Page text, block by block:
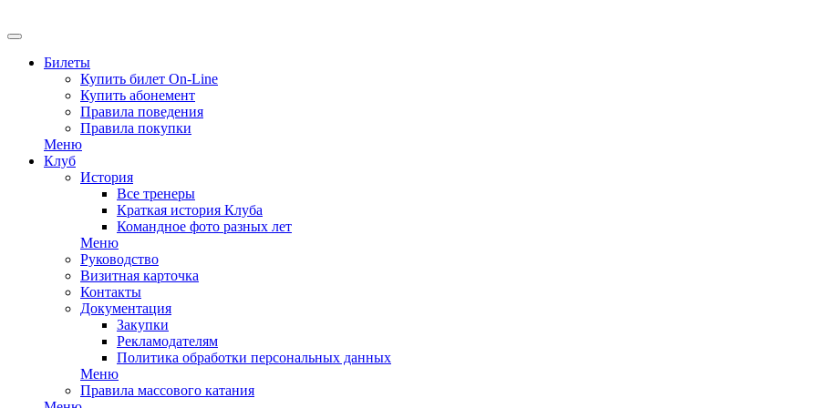
Билеты
Купить билет On-Line
Купить абонемент
Правила поведения
Правила покупки
Меню
Клуб
История
Все тренеры
Краткая история Клуба
Командное фото разных лет
Меню
Руководство
Визитная карточка
Контакты
Документация
Закупки
Рекламодателям
Политика обработки персональных данных
Меню
Правила массового катания